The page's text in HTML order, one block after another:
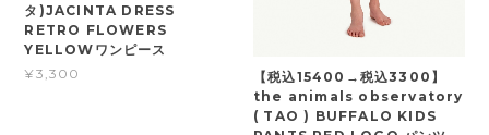
タ)JACINTA DRESS
RETRO FLOWERS
YELLOWワンピース
¥3,300
【税込15400→税込3300】
the animals observatory
( TAO ) BUFFALO KIDS